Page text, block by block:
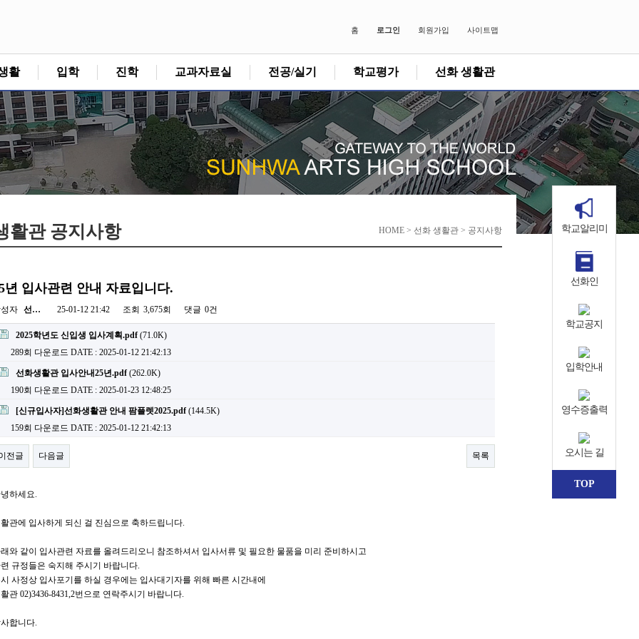
홈 로그인 회원가입 사이트맵
활 입학 진학 교과자료실 전공/실기 학교평가 선화 생활관
활관 공지사항 HOME > 선화 생활관 > 공지사항
년 입사관련 안내 자료입니다.
자 선… 25-01-12 21:42 조회 3,675회 댓글 0건
2025학년도 신입생 입사계획.pdf(71.0K)
289회 다운로드 DATE : 2025-01-12 21:42:13
선화생활관 입사안내25년.pdf(262.0K)
190회 다운로드 DATE : 2025-01-23 12:48:25
[신규입사자]선화생활관 안내 팜플렛2025.pdf(144.5K)
159회 다운로드 DATE : 2025-01-12 21:42:13
전글 다음글 목록
하세요.
관에 입사하게 되신 걸 진심으로 축하드립니다.
와 같이 입사관련 자료를 올려드리오니 참조하셔서 입사서류 및 필요한 물품을 미리 준비하시고
규정들은 숙지해 주시기 바랍니다.
사정상 입사포기를 하실 경우에는 입사대기자를 위해 빠른 시간내에
관 02)3436-8431,2번으로 연락주시기 바랍니다.
합니다.
학교알리미
선화인
학교공지
입학안내
영수증출력
오시는 길
TOP